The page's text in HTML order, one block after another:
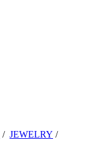
/ JEWELRY /